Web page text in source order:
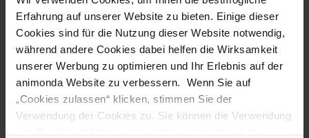
Erfahrung auf unserer Website zu bieten. Einige dieser
Cookies sind für die Nutzung dieser Website notwendig,
während andere Cookies dabei helfen die Wirksamkeit
unserer Werbung zu optimieren und Ihr Erlebnis auf der
animonda Website zu verbessern. Wenn Sie auf
„Cookies zulassen“ klicken, stimmen Sie der
Verwendung der Cookies zu. Sie können die Verwendung
7,89 € (15.08% gespart)
6,70 €
Ihr Vorteil 15%
1 x 120g